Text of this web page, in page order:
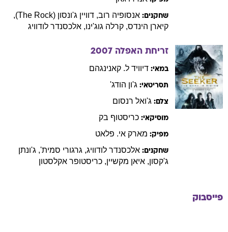
שחקנים: אנסופיה רוב, דוויין ג'ונסון (The Rock)
,
קיארן הינדס, קרלה גוג'ינו, אלכסנדר לודוויג
זריחת האפלה 2007
במאי: דיוויד ל. קאנינגהם
תסריטאי: ג'ון הודג'
צלם: ג'ואל רנסום
מוסיקאי: כריסטוף בק
מפיק: מארק אי. פלאט
שחקנים: אלכסנדר לודוויג, גרגורי סמית', ג'ונתן
ג'קסון, איאן מקשיין, כריסטופר אקלסטון
פייסבוק